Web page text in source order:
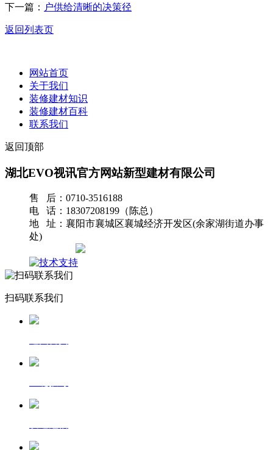
下一篇： 户供给清晰的决策径
返回列表页
网站首页
关于我们
装修建材知识
装修建材百科
联系我们
返回顶部
湖北EVO视讯官方网站新型建材有限公司
售 后：0710-3516188
电 话：18307208199（陈总）
地 址：襄阳市襄城区襄城经济开发区(余家湖街道办事
处)
扫码联系我们